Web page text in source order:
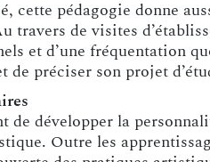
cette pédagogie donne
de visites
et d’une fréquentation
préciser son projet
de développer la
Outre les